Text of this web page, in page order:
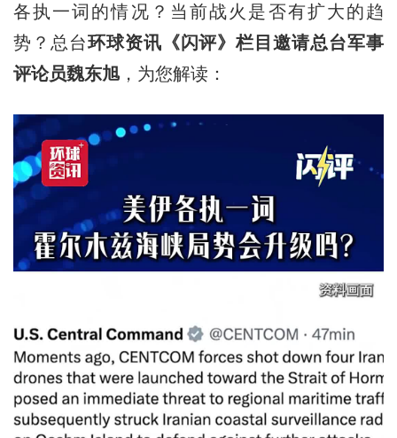
各执一词的情况？当前战火是否有扩大的趋
势？总台环球资讯《闪评》栏目邀请总台军事
评论员魏东旭，为您解读：